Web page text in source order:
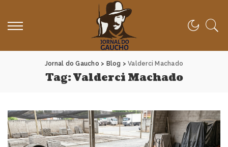
Jornal do Gaucho > Blog >Valderci Machado
Tag:Valderci Machado